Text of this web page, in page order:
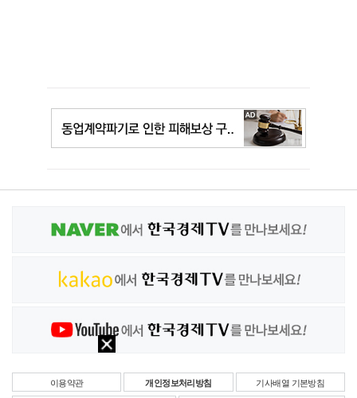
이용약관 개인정보처리방침 기사배열 기본방침